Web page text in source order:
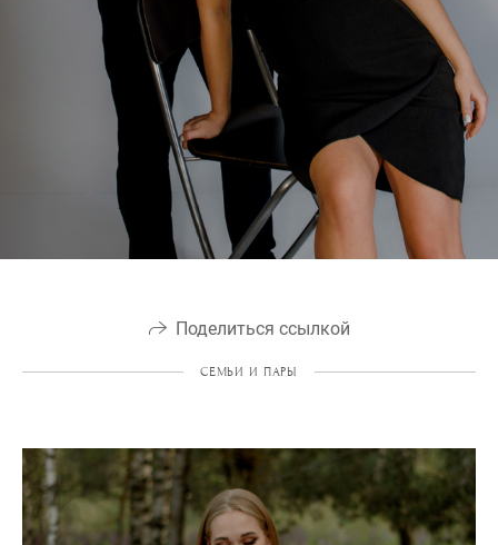
Поделиться ссылкой
СЕМЬИ И ПАРЫ